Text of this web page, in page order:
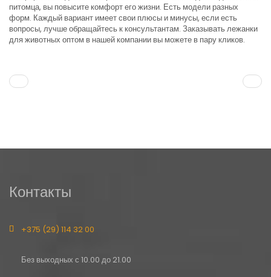
питомца, вы повысите комфорт его жизни. Есть модели разных
форм. Каждый вариант имеет свои плюсы и минусы, если есть
вопросы, лучше обращайтесь к консультантам. Заказывать лежанки
для животных оптом в нашей компании вы можете в пару кликов.
Контакты
+375 (29) 114 32 00
Без выходных с 10.00 до 21.00